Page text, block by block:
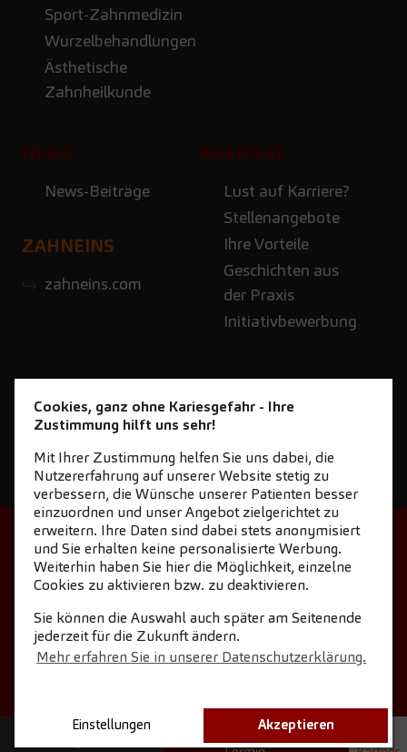
Sport-Zahnmedizin
Wurzelbehandlungen
Ästhetische
Zahnheilkunde
NEWS
News-Beiträge
KARRIERE
Lust auf Karriere?
Stellenangebote
Ihre Vorteile
Geschichten aus
der Praxis
Initiativbewerbung
ZAHNEINS
zahneins.com
STARTSEITE
KONTAKT
NEWSLETTER DOWNLOAD
COOKIE-EINSTELLUNGEN
IMPRESSUM
DATENSCHUTZ
Cookies, ganz ohne Kariesgefahr - Ihre
Zustimmung hilft uns sehr!
Mit Ihrer Zustimmung helfen Sie uns dabei, die
Nutzererfahrung auf unserer Website stetig zu
verbessern, die Wünsche unserer Patienten besser
einzuordnen und unser Angebot zielgerichtet zu
erweitern. Ihre Daten sind dabei stets anonymisiert
und Sie erhalten keine personalisierte Werbung.
Weiterhin haben Sie hier die Möglichkeit, einzelne
Cookies zu aktivieren bzw. zu deaktivieren.
Sie können die Auswahl auch später am Seitenende
jederzeit für die Zukunft ändern.
Mehr erfahren Sie in unserer Datenschutzerklärung.
Akzeptieren
Einstellungen